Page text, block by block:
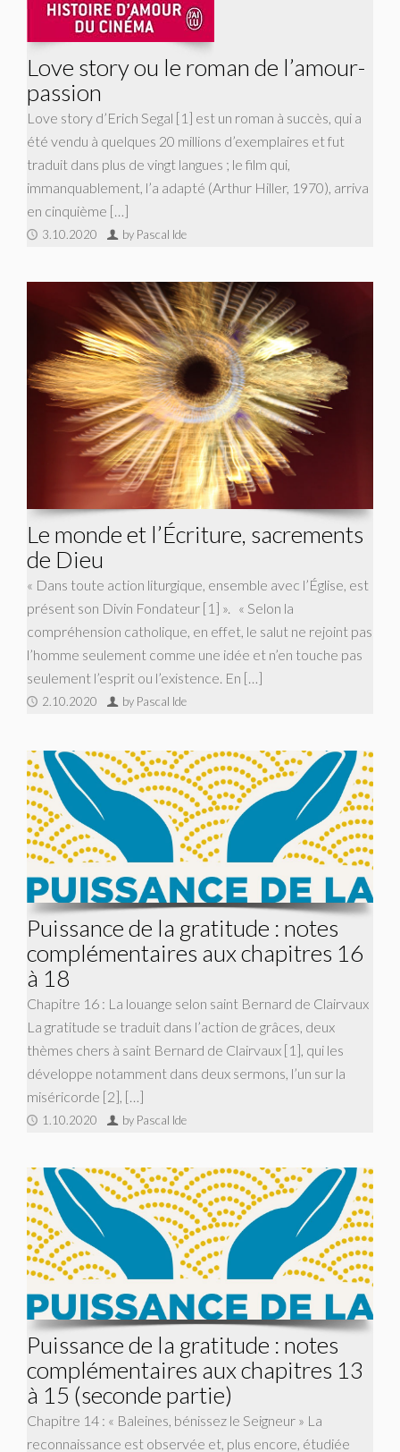
Love story ou le roman de l’amour-
passion
Love story d’Erich Segal [1] est un roman à succès, qui a
été vendu à quelques 20 millions d’exemplaires et fut
traduit dans plus de vingt langues ; le film qui,
immanquablement, l’a adapté (Arthur Hiller, 1970), arriva
en cinquième […]
3.10.2020 by Pascal Ide
Le monde et l’Écriture, sacrements
de Dieu
« Dans toute action liturgique, ensemble avec l’Église, est
présent son Divin Fondateur [1] ». « Selon la
compréhension catholique, en effet, le salut ne rejoint pas
l’homme seulement comme une idée et n’en touche pas
seulement l’esprit ou l’existence. En […]
2.10.2020 by Pascal Ide
Puissance de la gratitude : notes
complémentaires aux chapitres 16
à 18
Chapitre 16 : La louange selon saint Bernard de Clairvaux
La gratitude se traduit dans l’action de grâces, deux
thèmes chers à saint Bernard de Clairvaux [1], qui les
développe notamment dans deux sermons, l’un sur la
miséricorde [2], […]
1.10.2020 by Pascal Ide
Puissance de la gratitude : notes
complémentaires aux chapitres 13
à 15 (seconde partie)
Chapitre 14 : « Baleines, bénissez le Seigneur » La
reconnaissance est observée et, plus encore, étudiée